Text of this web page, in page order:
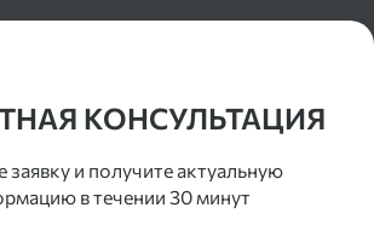
КОНСУЛЬТАЦИЯ
заявку и получите актуальную
в течении 30 минут